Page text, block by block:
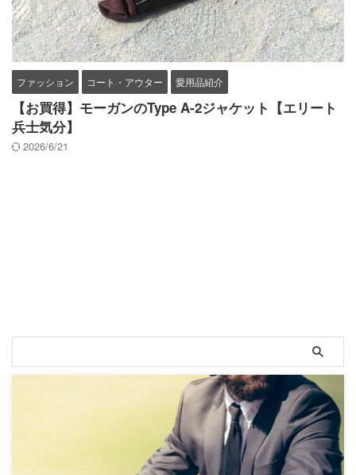
ファッション コート・アウター 愛用品紹介
【お買得】モーガンのType A-2ジャケット【エリート
兵士気分】
2026/6/21